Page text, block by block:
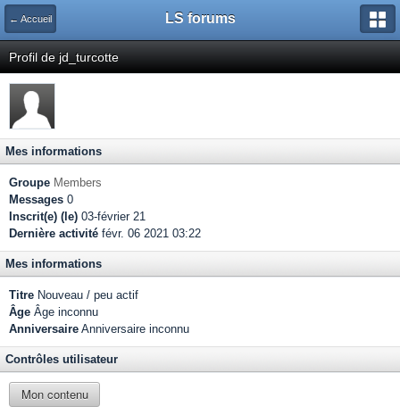
← Accueil LS forums
Profil de jd_turcotte
Mes informations
Groupe Members
Messages 0
Inscrit(e) (le) 03-février 21
Dernière activité févr. 06 2021 03:22
Mes informations
Titre Nouveau / peu actif
Âge Âge inconnu
Anniversaire Anniversaire inconnu
Contrôles utilisateur
Mon contenu